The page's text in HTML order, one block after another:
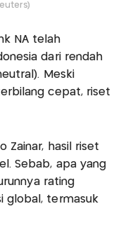
NA telah
dari rendah
Meski
cepat, riset
Zainar, hasil riset
Sebab, apa yang
rating
global, termasuk